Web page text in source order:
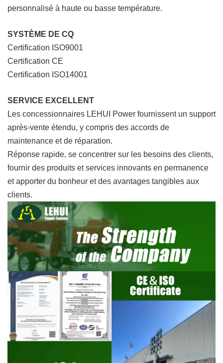
personnalisé à haute ou basse température.
SYSTÈME DE CQ
Certification ISO9001
Certification CE
Certification ISO14001
SERVICE EXCELLENT
Les concessionnaires LEHUI Power fournissent un support
après-vente étendu, y compris des accords de
maintenance et de réparation.
Réponse rapide, se concentrer sur les besoins des clients,
fournir des produits et services innovants en permanence
et apporter du bonheur et des avantages tangibles aux
clients.